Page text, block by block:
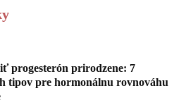
progesterón prirodzene: 7
tipov pre hormonálnu rovnováhu